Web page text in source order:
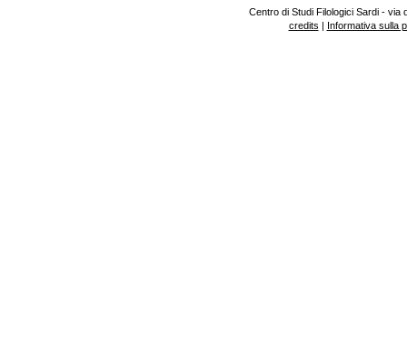
Centro di Studi Filologici Sardi - via
credits | Informativa sulla